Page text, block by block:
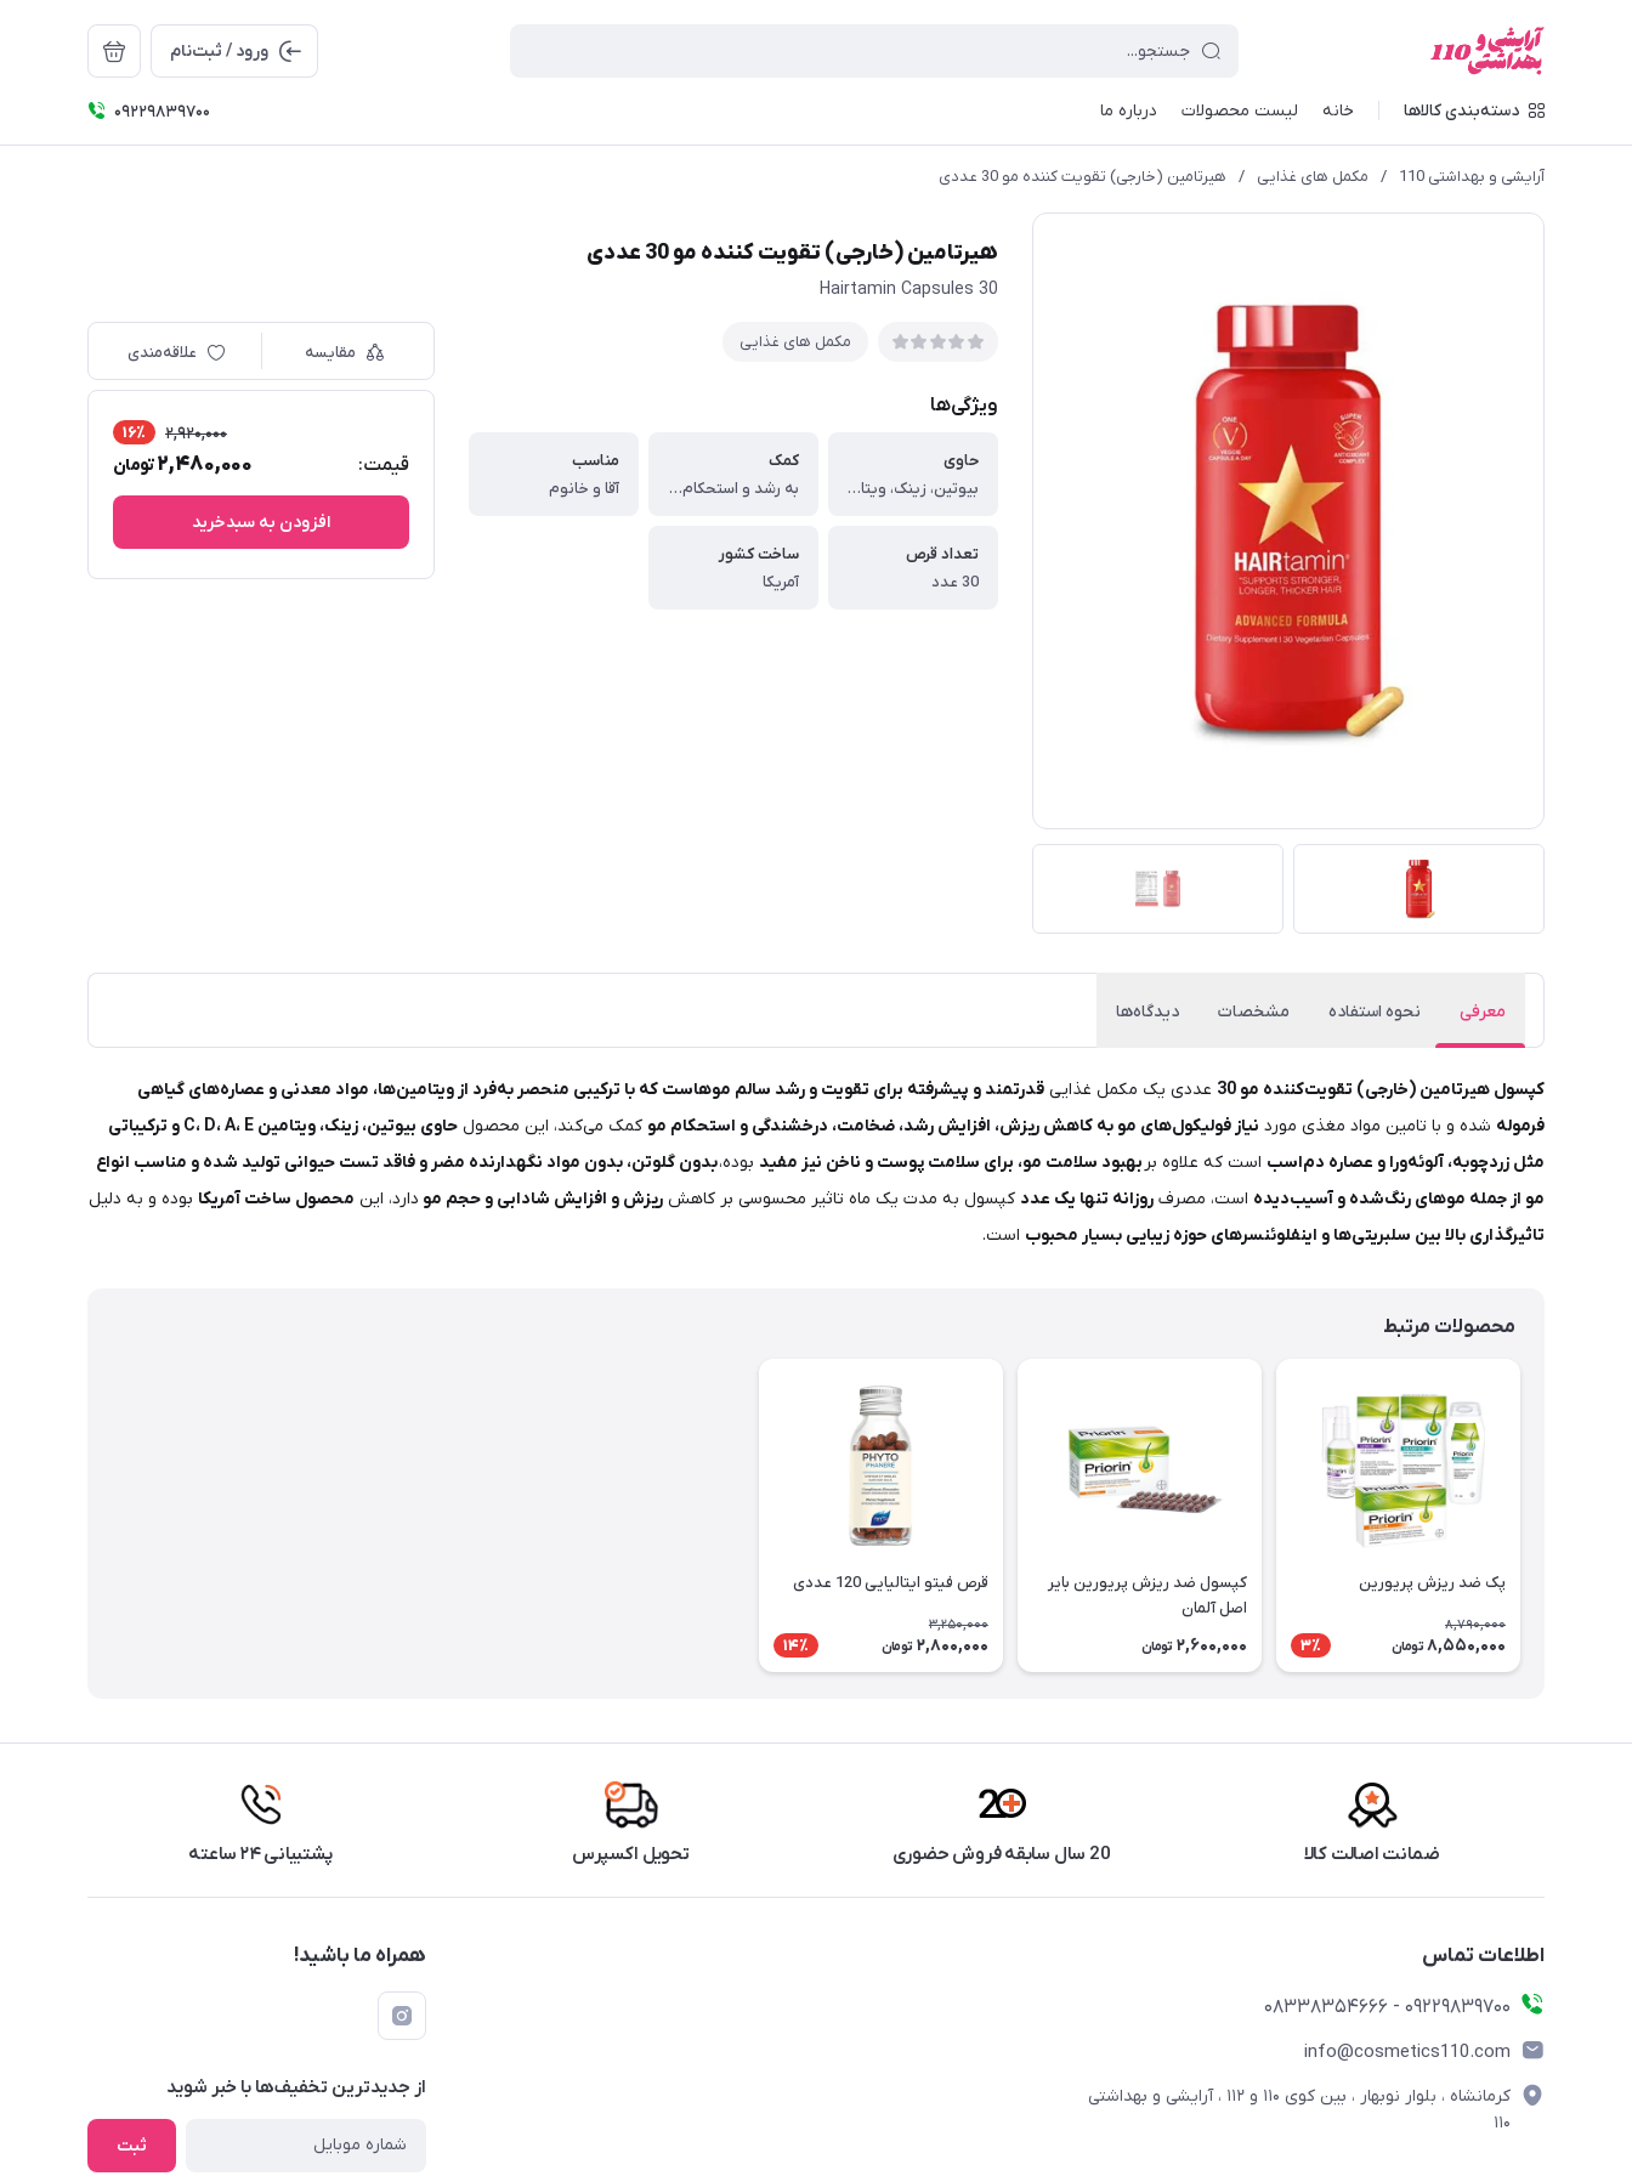
ورود / ثبت‌نام
دسته‌بندی کالاها خانه لیست محصولات درباره ما 09229839700
آرایشی و بهداشتی 110 / مکمل های غذایی / هیرتامین (خارجی) تقویت کننده مو 30 عددی
هیرتامین (خارجی) تقویت کننده مو 30 عددی
Hairtamin Capsules 30
مکمل های غذایی
ویژگی‌ها
حاوی
بیوتین، زینک، ویتامین C، D، A، E و گروه ویتامین‌های B
کمک
به رشد و استحکام مو
مناسب
آقا و خانوم
تعداد قرص
30 عدد
ساخت کشور
آمریکا
مقایسه علاقه‌مندی
قیمت:
2,920,000 16٪
2,480,000تومان
افزودن به سبدخرید
معرفی نحوه استفاده مشخصات دیدگاه‌ها
کپسول هیرتامین (خارجی) تقویت‌کننده مو 30 عددی یک مکمل غذایی قدرتمند و پیشرفته برای تقویت و رشد سالم موهاست که با ترکیبی منحصر به‌فرد از ویتامین‌ها، مواد معدنی و عصاره‌های گیاهی
فرموله شده و با تامین مواد مغذی مورد نیاز فولیکول‌های مو به کاهش ریزش، افزایش رشد، ضخامت، درخشندگی و استحکام مو کمک می‌کند، این محصول
حاوی بیوتین، زینک، ویتامین C، D، A، E و ترکیباتی
مثل زردچوبه، آلوئه‌ورا و عصاره دم‌اسب است که علاوه بر بهبود سلامت مو، برای سلامت پوست و ناخن نیز مفید بوده،بدون گلوتن، بدون مواد نگهدارنده مضر و فاقد تست حیوانی تولید شده و مناسب انواع
مو از جمله موهای رنگ‌شده و آسیب‌دیده است، مصرف روزانه تنها یک عدد کپسول به مدت یک ماه تاثیر محسوسی بر کاهش ریزش و افزایش شادابی و حجم مو دارد، این محصول ساخت آمریکا بوده و به دلیل
تاثیرگذاری بالا بین سلبریتی‌ها و اینفلوئنسرهای حوزه زیبایی بسیار محبوب است.
محصولات مرتبط
پک ضد ریزش پریورین
8,790,000
8,550,000 تومان 3٪
کپسول ضد ریزش پریورین بایر
اصل آلمان
2,600,000 تومان
قرص فیتو ایتالیایی 120 عددی
3,250,000
2,800,000 تومان 14٪
ضمانت اصالت کالا 20 سال سابقه فروش حضوری تحویل اکسپرس پشتیبانی ۲۴ ساعته
اطلاعات تماس
09229839700 - 08338354666
info@cosmetics110.com
کرمانشاه ، بلوار نوبهار ، بین کوی ۱۱۰ و ۱۱۲ ، آرایشی و بهداشتی
۱۱۰
همراه ما باشید!
از جدید‌ترین تخفیف‌ها با‌ خبر شوید
ثبت